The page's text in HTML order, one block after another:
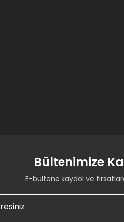
Bültenimize
E-bültene kaydol ve